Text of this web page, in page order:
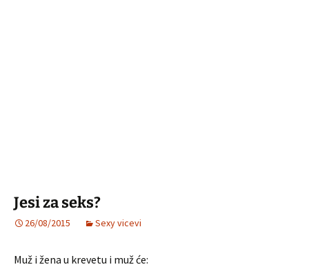
Jesi za seks?
26/08/2015 Sexy vicevi
Muž i žena u krevetu i muž će: